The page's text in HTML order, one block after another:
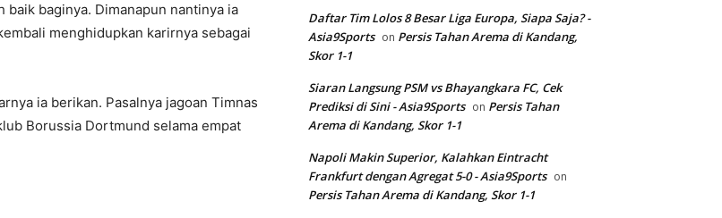
baginya. Dimanapun nantinya ia
menghidupkan karirnya sebagai
ia berikan. Pasalnya jagoan Timnas
Borussia Dortmund selama empat
Daftar Tim Lolos 8 Besar Liga Europa, Siapa Saja? -
Asia9Sports on Persis Tahan Arema di Kandang,
Skor 1-1
Siaran Langsung PSM vs Bhayangkara FC, Cek
Prediksi di Sini - Asia9Sports on Persis Tahan
Arema di Kandang, Skor 1-1
Napoli Makin Superior, Kalahkan Eintracht
Frankfurt dengan Agregat 5-0 - Asia9Sports on
Persis Tahan Arema di Kandang, Skor 1-1